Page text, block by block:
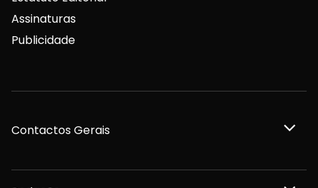
Assinaturas
Publicidade
Contactos Gerais